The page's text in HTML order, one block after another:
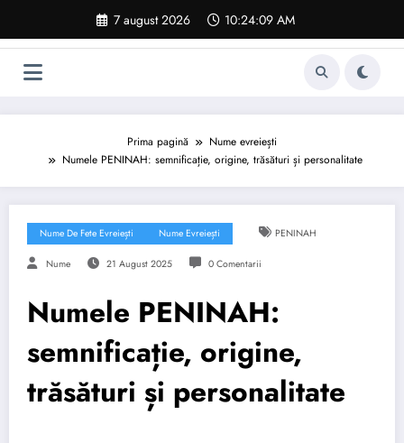
conținut
7 august 2026 10:24:10 AM
Prima pagină
Nume evreiești
Numele PENINAH: semnificație, origine, trăsături și personalitate
Nume De Fete Evreiești Nume Evreiești PENINAH
Nume 21 August 2025 0 Comentarii
Numele PENINAH:
semnificație, origine,
trăsături și personalitate